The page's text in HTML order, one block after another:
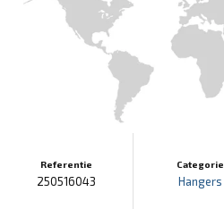
Referentie
250516043
Categorie
Hangers